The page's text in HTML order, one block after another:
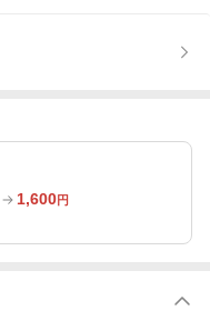
1,600円